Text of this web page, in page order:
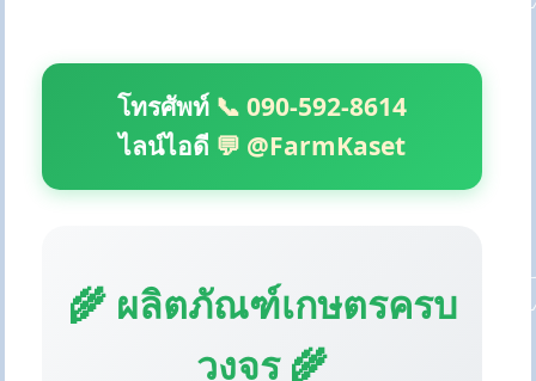
โทรศัพท์ 📞 090-592-8614
ไลน์ไอดี 💬 @FarmKaset
🌾 ผลิตภัณฑ์เกษตรครบ
วงจร 🌾